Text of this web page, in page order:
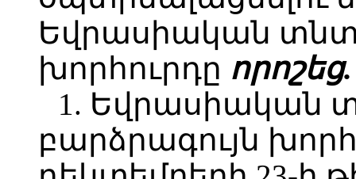
Եվրասիական
խորհուրդը որոշեց.
1. Եվրասիական
բարձրագույն